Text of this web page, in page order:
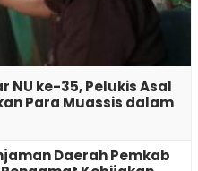
NU ke-35, Pelukis Asal
Para Muassis dalam
Daerah Pemkab